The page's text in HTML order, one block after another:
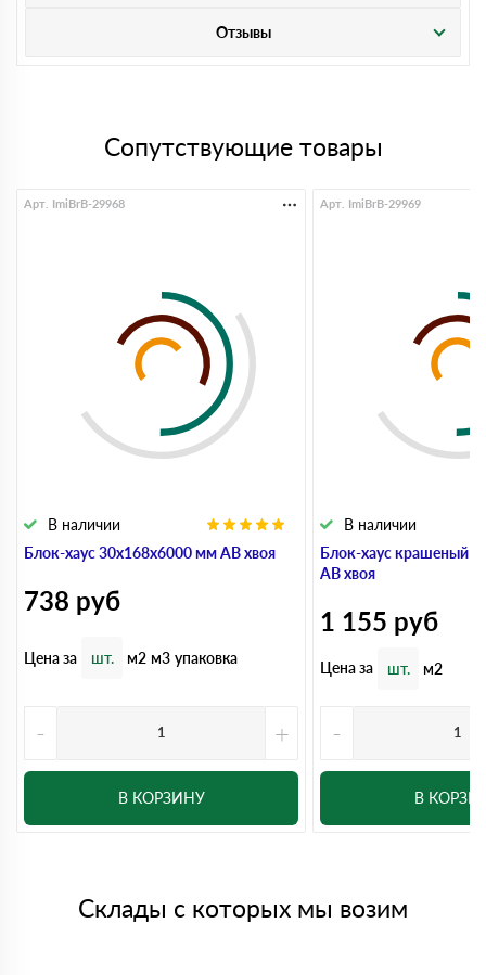
Отзывы
Сопутствующие товары
Блок-хаус 30x168x6000 мм АВ хвоя
В наличии
Арт. ImiBrB-29968
738 руб
Цена за шт. м2 м3 упаковка
- +
В КОРЗИНУ
Блок-хаус крашеный
АВ хвоя
В наличии
Арт. ImiBrB-29969
1 155 руб
Цена за шт. м2
-
В
Склады с которых мы возим